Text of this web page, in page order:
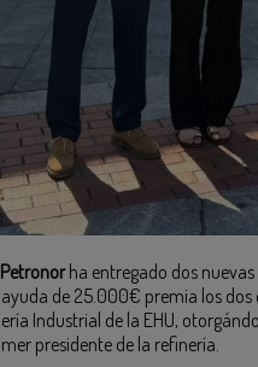
Petronorha entregado dos
de 25.000€ premia los
Industrial de la EHU,
presidente de la refinería.